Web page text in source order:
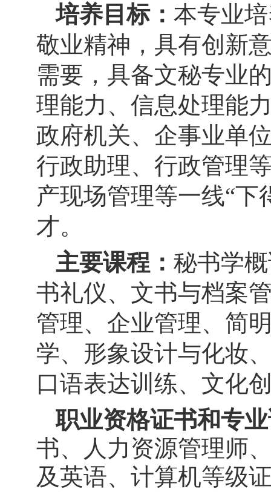
培养目标： 本专业
敬业精神，具有创新
需要，具备文秘专业
理能力、信息处理能
政府机关、企事业单
行政助理、行政管理
产现场管理等一线“
才。
主要课程： 秘书学
书礼仪、文书与档案
管理、企业管理、简
学、形象设计与化妆
口语表达训练、文化
职业资格证书和专
书、人力资源管理师
及英语、计算机等级